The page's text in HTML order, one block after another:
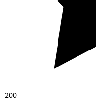
200